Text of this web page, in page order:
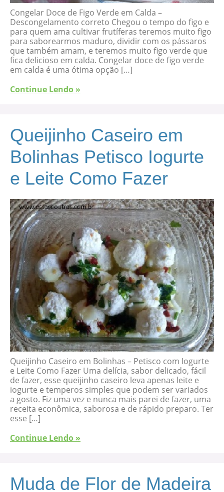
Congelar Doce de Figo Verde em Calda –
Descongelamento correto Chegou o tempo do figo e
para quem ama cultivar frutíferas teremos muito figo
para saborearmos maduro, dividir com os pássaros
que também amam, e teremos muito figo verde que
fica delicioso em calda. Congelar doce de figo verde
em calda é uma ótima opção […]
Continue Lendo »
Queijinho Caseiro em
Bolinhas Petisco Iogurte
e Leite Como Fazer
Queijinho Caseiro em Bolinhas – Petisco com Iogurte
e Leite Como Fazer Uma delícia, sabor delicado, fácil
de fazer, esse queijinho caseiro leva apenas leite e
iogurte e temperos simples que podem ser variados
a gosto. Fiz uma vez e nunca mais parei de fazer, uma
receita econômica, saborosa e de rápido preparo. Ter
esse […]
Continue Lendo »
Muda de Flor de Madeira